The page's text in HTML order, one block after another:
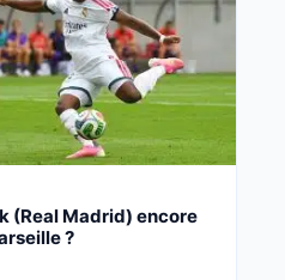
(Real Madrid) encore
?